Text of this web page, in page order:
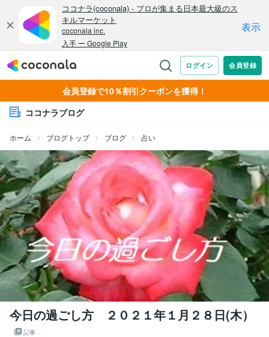
会員登録で10％割引クーポンを獲得！
ココナラブログ
ホーム ブログトップ ブログ 占い
今日の過ごし方 ２０２１年１月２８日(木）
記事